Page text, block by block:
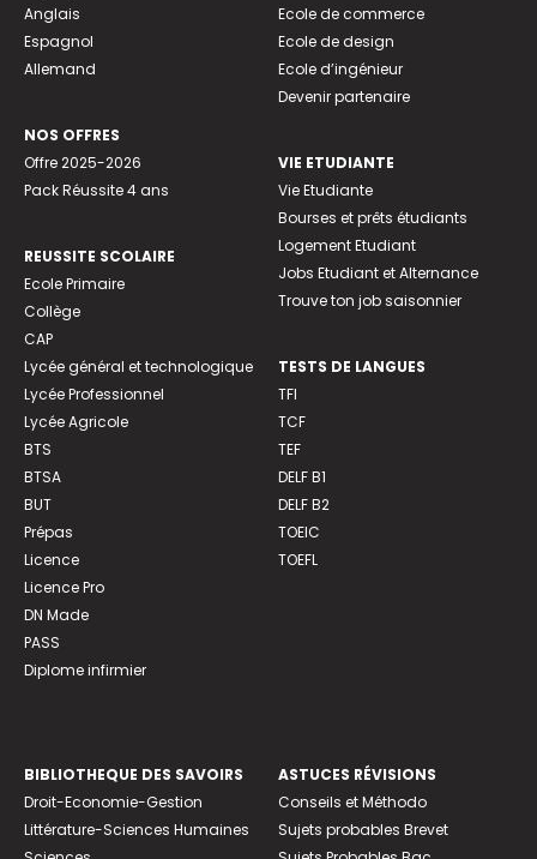
Anglais
Espagnol
Allemand
NOS OFFRES
Offre 2025-2026
Pack Réussite 4 ans
REUSSITE SCOLAIRE
Ecole Primaire
Collège
CAP
Lycée général et technologique
Lycée Professionnel
Lycée Agricole
BTS
BTSA
BUT
Prépas
Licence
Licence Pro
DN Made
PASS
Diplome infirmier
Ecole de commerce
Ecole de design
Ecole d’ingénieur
Devenir partenaire
VIE ETUDIANTE
Vie Etudiante
Bourses et prêts étudiants
Logement Etudiant
Jobs Etudiant et Alternance
Trouve ton job saisonnier
TESTS DE LANGUES
TFI
TCF
TEF
DELF B1
DELF B2
TOEIC
TOEFL
BIBLIOTHEQUE DES SAVOIRS
Droit-Economie-Gestion
Littérature-Sciences Humaines
ASTUCES RÉVISIONS
Conseils et Méthodo
Sujets probables Brevet